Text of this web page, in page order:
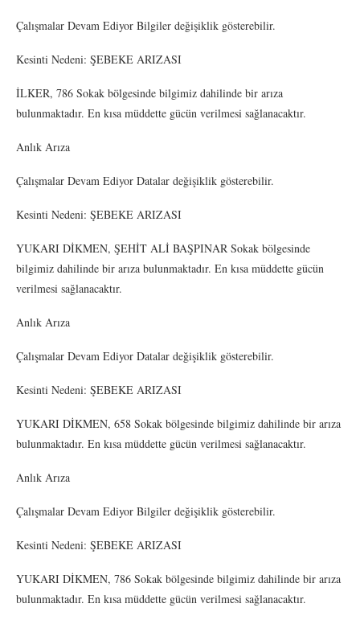
Çalışmalar Devam Ediyor Bilgiler değişiklik gösterebilir.
Kesinti Nedeni: ŞEBEKE ARIZASI
İLKER, 786 Sokak bölgesinde bilgimiz dahilinde bir arıza
bulunmaktadır. En kısa müddette gücün verilmesi sağlanacaktır.
Anlık Arıza
Çalışmalar Devam Ediyor Datalar değişiklik gösterebilir.
Kesinti Nedeni: ŞEBEKE ARIZASI
YUKARI DİKMEN, ŞEHİT ALİ BAŞPINAR Sokak bölgesinde
bilgimiz dahilinde bir arıza bulunmaktadır. En kısa müddette gücün
verilmesi sağlanacaktır.
Anlık Arıza
Çalışmalar Devam Ediyor Datalar değişiklik gösterebilir.
Kesinti Nedeni: ŞEBEKE ARIZASI
YUKARI DİKMEN, 658 Sokak bölgesinde bilgimiz dahilinde bir arıza
bulunmaktadır. En kısa müddette gücün verilmesi sağlanacaktır.
Anlık Arıza
Çalışmalar Devam Ediyor Bilgiler değişiklik gösterebilir.
Kesinti Nedeni: ŞEBEKE ARIZASI
YUKARI DİKMEN, 786 Sokak bölgesinde bilgimiz dahilinde bir arıza
bulunmaktadır. En kısa müddette gücün verilmesi sağlanacaktır.